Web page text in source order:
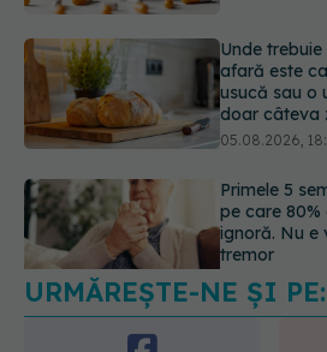
Primele 5
pe care
ignoră. Nu e
tremor
Gabriela
respect și
fiecăruia
05.08.2026,
URMĂREȘTE-NE ȘI PE:
URMĂRITORI